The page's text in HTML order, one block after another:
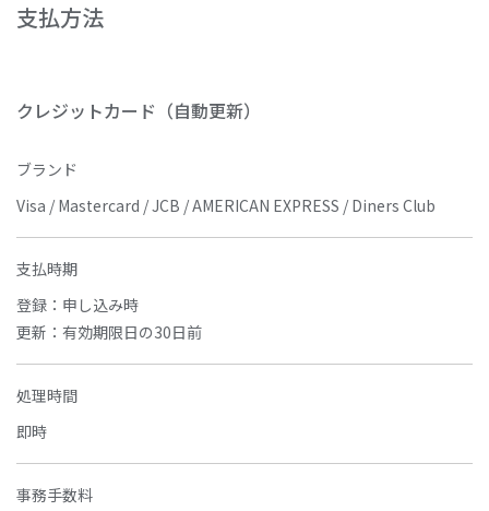
支払方法
クレジットカード（自動更新）
ブランド
Visa / Mastercard / JCB / AMERICAN EXPRESS / Diners Club
支払時期
登録：申し込み時
更新：有効期限日の30日前
処理時間
即時
事務手数料